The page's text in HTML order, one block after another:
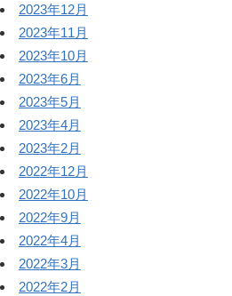
2023年12月
2023年11月
2023年10月
2023年6月
2023年5月
2023年4月
2023年2月
2022年12月
2022年10月
2022年9月
2022年4月
2022年3月
2022年2月